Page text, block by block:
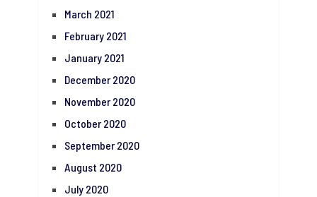
March 2021
February 2021
January 2021
December 2020
November 2020
October 2020
September 2020
August 2020
July 2020